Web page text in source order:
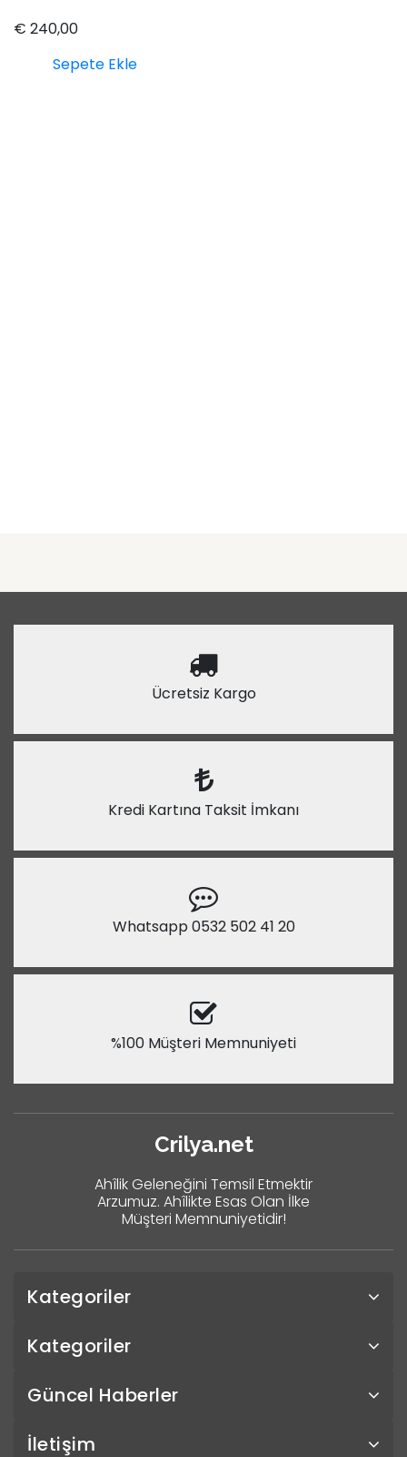
€ 240,00
Sepete Ekle
Ücretsiz Kargo
Kredi Kartına Taksit İmkanı
Whatsapp 0532 502 41 20
%100 Müşteri Memnuniyeti
Crilya.net
Ahîlik Geleneğini Temsil Etmektir
Arzumuz. Ahîlikte Esas Olan İlke
Müşteri Memnuniyetidir!
Kategoriler
Kategoriler
Güncel Haberler
İletişim